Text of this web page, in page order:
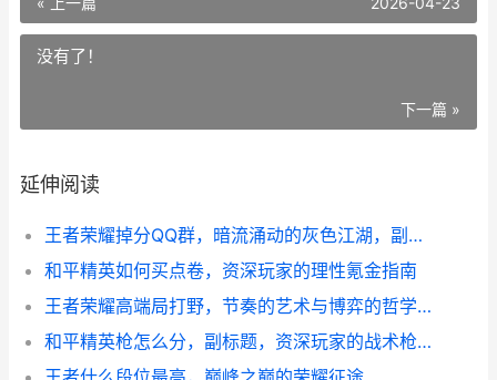
没有了！
下一篇 »
延伸阅读
王者荣耀掉分QQ群，暗流涌动的灰色江湖，副标题，当游戏规则遭遇人性博弈
和平精英如何买点卷，资深玩家的理性氪金指南
王者荣耀高端局打野，节奏的艺术与博弈的哲学，副标题，掌控峡谷心跳的无声指挥官
和平精英枪怎么分，副标题，资深玩家的战术枪械剖析